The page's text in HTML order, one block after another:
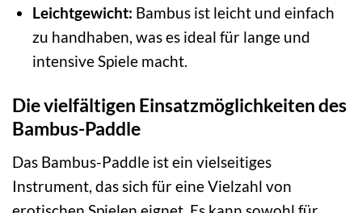
Leichtgewicht: Bambus ist leicht und einfach
zu handhaben, was es ideal für lange und
intensive Spiele macht.
Die vielfältigen Einsatzmöglichkeiten des
Bambus-Paddle
Das Bambus-Paddle ist ein vielseitiges
Instrument, das sich für eine Vielzahl von